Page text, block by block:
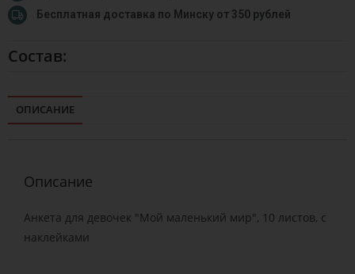
Бесплатная доставка по Минску от 350 рублей
Состав:
ОПИСАНИЕ
Описание
Анкета для девочек "Мой маленький мир", 10 листов, с
наклейками